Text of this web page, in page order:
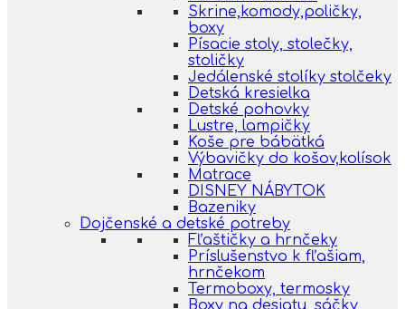
Skrine,komody,poličky,
boxy
Písacie stoly, stolečky,
stoličky
Jedálenské stolíky stolčeky
Detská kresielka
Detské pohovky
Lustre, lampičky
Koše pre bábätká
Výbavičky do košov,kolísok
Matrace
DISNEY NÁBYTOK
Bazeniky
Dojčenské a detské potreby
Fľaštičky a hrnčeky
Príslušenstvo k fľašiam,
hrnčekom
Termoboxy, termosky
Boxy na desiatu, sáčky